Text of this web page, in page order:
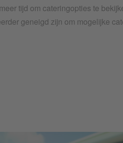
tijd om cateringopties te
geneigd zijn om mogelijke